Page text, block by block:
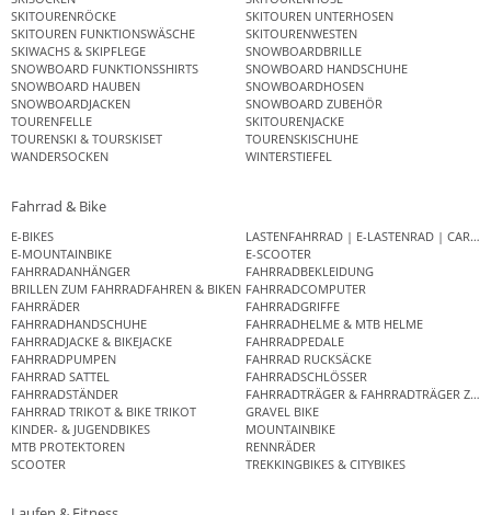
SKITOURENRÖCKE
SKITOUREN UNTERHOSEN
SKITOUREN FUNKTIONSWÄSCHE
SKITOURENWESTEN
SKIWACHS & SKIPFLEGE
SNOWBOARDBRILLE
SNOWBOARD FUNKTIONSSHIRTS
SNOWBOARD HANDSCHUHE
SNOWBOARD HAUBEN
SNOWBOARDHOSEN
SNOWBOARDJACKEN
SNOWBOARD ZUBEHÖR
TOURENFELLE
SKITOURENJACKE
TOURENSKI & TOURSKISET
TOURENSKISCHUHE
WANDERSOCKEN
WINTERSTIEFEL
Fahrrad & Bike
E-BIKES
LASTENFAHRRAD | E-LASTENRAD |
E-MOUNTAINBIKE
E-SCOOTER
FAHRRADANHÄNGER
FAHRRADBEKLEIDUNG
BRILLEN ZUM FAHRRADFAHREN & BIKEN FAHRRADCOMPUTER
FAHRRÄDER
FAHRRADGRIFFE
FAHRRADHANDSCHUHE
FAHRRADHELME & MTB HELME
FAHRRADJACKE & BIKEJACKE
FAHRRADPEDALE
FAHRRADPUMPEN
FAHRRAD RUCKSÄCKE
FAHRRAD SATTEL
FAHRRADSCHLÖSSER
FAHRRADSTÄNDER
FAHRRADTRÄGER & FAHRRADTRÄGER
FAHRRAD TRIKOT & BIKE TRIKOT
GRAVEL BIKE
KINDER- & JUGENDBIKES
MOUNTAINBIKE
MTB PROTEKTOREN
RENNRÄDER
SCOOTER
TREKKINGBIKES & CITYBIKES